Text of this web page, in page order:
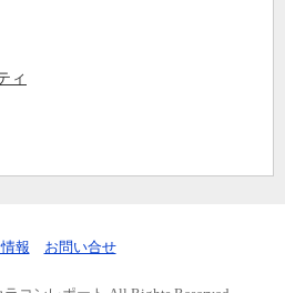
ィ
報 お問い合せ